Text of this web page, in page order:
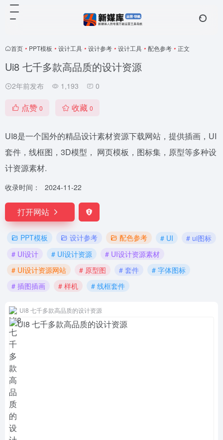
首页 • PPT模板 • 设计工具 • 设计参考 • 设计工具 • 配色参考 • 正文
Ui8 七千多款高品质的设计资源
2年前发布 1,193 0
点赞 0 收藏 0
UI8是一个国外的精品设计素材资源下载网站，提供插画，UI
套件，线框图，3D模型， 网页模板，图标集，原型等多种设
计资源素材.
收录时间： 2024-11-22
打开网站
PPT模板 设计参考 配色参考 # UI
# ui图标
# UI设计
# UI设计资源
# UI设计资源素材
# UI设计资源网站
# 原型图 # 套件
# 字体图标
# 插图插画
# 样机 # 线框套件
Ui8 七千多款高品质的设计资源